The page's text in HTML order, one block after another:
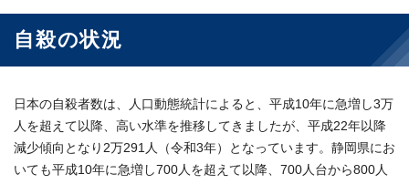
自殺の状況
日本の自殺者数は、人口動態統計によると、平成10年に急増し3万
人を超えて以降、高い水準を推移してきましたが、平成22年以降
減少傾向となり2万291人（令和3年）となっています。静岡県にお
いても平成10年に急増し700人を超えて以降、700人台から800人